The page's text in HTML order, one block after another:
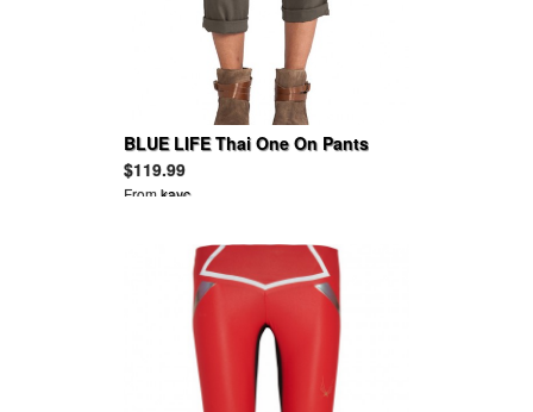
BLUE LIFE Thai One On Pants
$119.99
Fromkayc